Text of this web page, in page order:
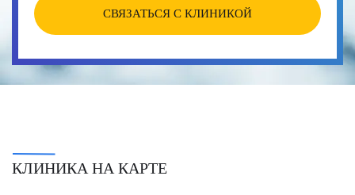
СВЯЗАТЬСЯ С КЛИНИКОЙ
КЛИНИКА НА КАРТЕ